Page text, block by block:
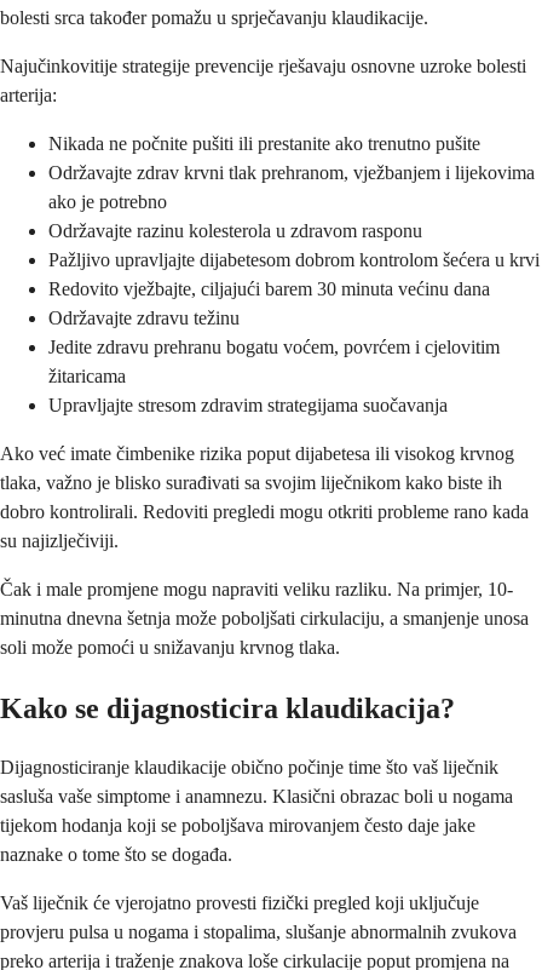
bolesti srca također pomažu u sprječavanju klaudikacije.
Najučinkovitije strategije prevencije rješavaju osnovne uzroke bolesti
arterija:
Nikada ne počnite pušiti ili prestanite ako trenutno pušite
Održavajte zdrav krvni tlak prehranom, vježbanjem i lijekovima
ako je potrebno
Održavajte razinu kolesterola u zdravom rasponu
Pažljivo upravljajte dijabetesom dobrom kontrolom šećera u krvi
Redovito vježbajte, ciljajući barem 30 minuta većinu dana
Održavajte zdravu težinu
Jedite zdravu prehranu bogatu voćem, povrćem i cjelovitim
žitaricama
Upravljajte stresom zdravim strategijama suočavanja
Ako već imate čimbenike rizika poput dijabetesa ili visokog krvnog
tlaka, važno je blisko surađivati sa svojim liječnikom kako biste ih
dobro kontrolirali. Redoviti pregledi mogu otkriti probleme rano kada
su najizlječiviji.
Čak i male promjene mogu napraviti veliku razliku. Na primjer, 10-
minutna dnevna šetnja može poboljšati cirkulaciju, a smanjenje unosa
soli može pomoći u snižavanju krvnog tlaka.
Kako se dijagnosticira klaudikacija?
Dijagnosticiranje klaudikacije obično počinje time što vaš liječnik
sasluša vaše simptome i anamnezu. Klasični obrazac boli u nogama
tijekom hodanja koji se poboljšava mirovanjem često daje jake
naznake o tome što se događa.
Vaš liječnik će vjerojatno provesti fizički pregled koji uključuje
provjeru pulsa u nogama i stopalima, slušanje abnormalnih zvukova
preko arterija i traženje znakova loše cirkulacije poput promjena na